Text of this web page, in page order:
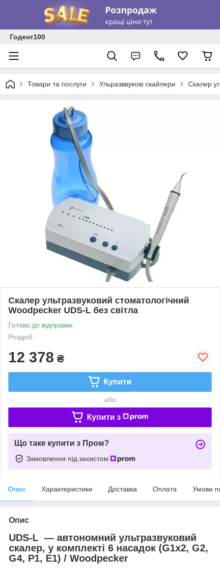
Годент100
Товари та послуги Ульразввукові скайлери Скалер
Скалер ультразвуковий стоматологічний
Woodpecker UDS-L без світла
Готово до відправки
Роздріб
12 378 ₴
Купити
або
Купити з
Що таке купити з Пром?
Замовлення під захистом
Опис Характеристики Доставка Оплата Умови
Опис
UDS-L — автономний ультразвуковий
скалер, у комплекті 6 насадок (G1x2, G2,
G4, P1, E1) / Woodpecker